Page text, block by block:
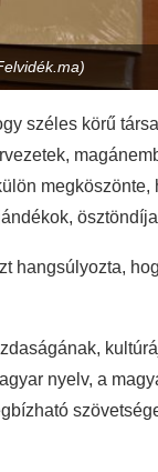
széles körű
megköszönte,
hangsúlyozta,
nyelv, a